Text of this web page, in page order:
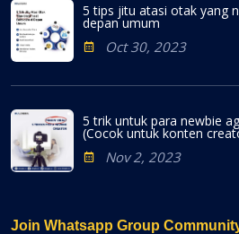
5 tips jitu atasi otak yang
depan umum
Oct 30, 2023
5 trik untuk para newbie
(Cocok untuk konten
Nov 2, 2023
Join Whatsapp Group